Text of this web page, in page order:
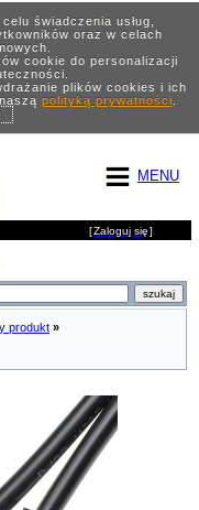
świadczenia usług,
oraz w celach
cookie do personalizacji
plików cookies i ich
polityką prywatności.
MENU
[Zaloguj się]
produkt »